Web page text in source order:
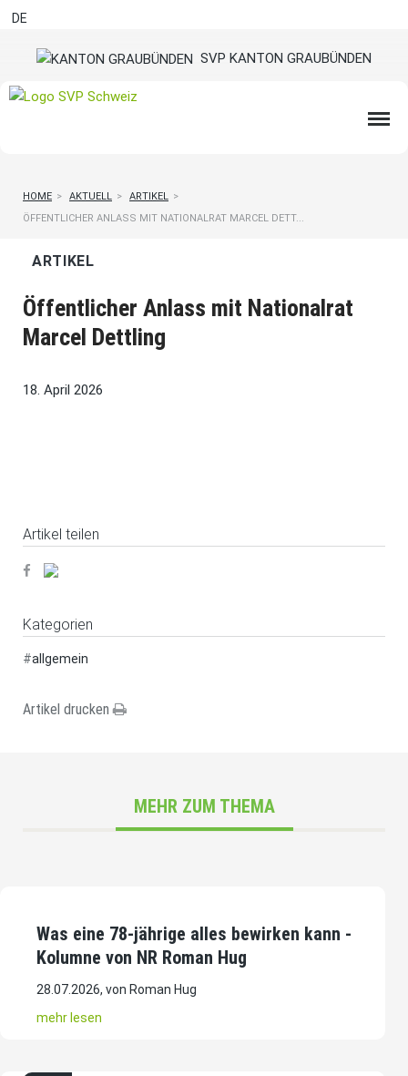
SVP KANTON GRAUBÜNDEN
DE
HOME > AKTUELL > ARTIKEL >
ÖFFENTLICHER ANLASS MIT NATIONALRAT MARCEL DETT...
ARTIKEL
Öffentlicher Anlass mit Nationalrat
Marcel Dettling
18. April 2026
Artikel teilen
Kategorien
#allgemein
Artikel drucken
MEHR ZUM THEMA
Was eine 78-jährige alles bewirken kann -
Kolumne von NR Roman Hug
28.07.2026, von Roman Hug
mehr lesen